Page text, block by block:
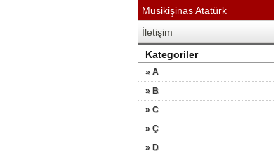
Musikişinas Atatürk
İletişim
Kategoriler
» A
» B
» C
» Ç
» D